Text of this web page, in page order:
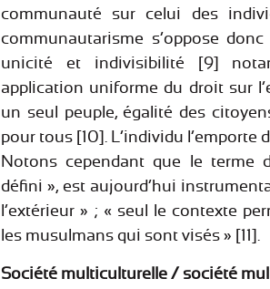
communauté sur celui des
communautarisme s’oppose
unicité et indivisibilité [9]
application uniforme du droit sur
un seul peuple, égalité des
pour tous [10]. L’individu l’emporte
Notons cependant que le terme
défini », est aujourd’hui
l’extérieur » ; « seul le contexte
les musulmans qui sont visés » [11].
Société multiculturelle / société